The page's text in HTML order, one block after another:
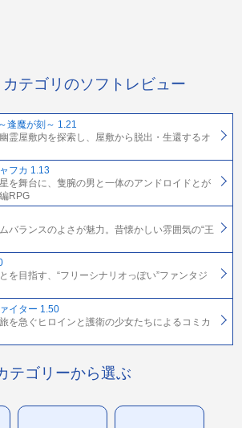
カテゴリのソフトレビュー
逢魔が刻～ 1.21
霊屋敷内を探索し、屋敷から脱出・生還するオ
フカ 1.13
を舞台に、隻腕の男と一体のアンドロイドとが
RPG
バランスのよさが魅力。昔懐かしい雰囲気の“王
を目指す、“フリーシナリオっぽい”ファンタジ
イター 1.50
を急ぐヒロインと護衛の少女たちによるコミカ
テゴリーから選ぶ